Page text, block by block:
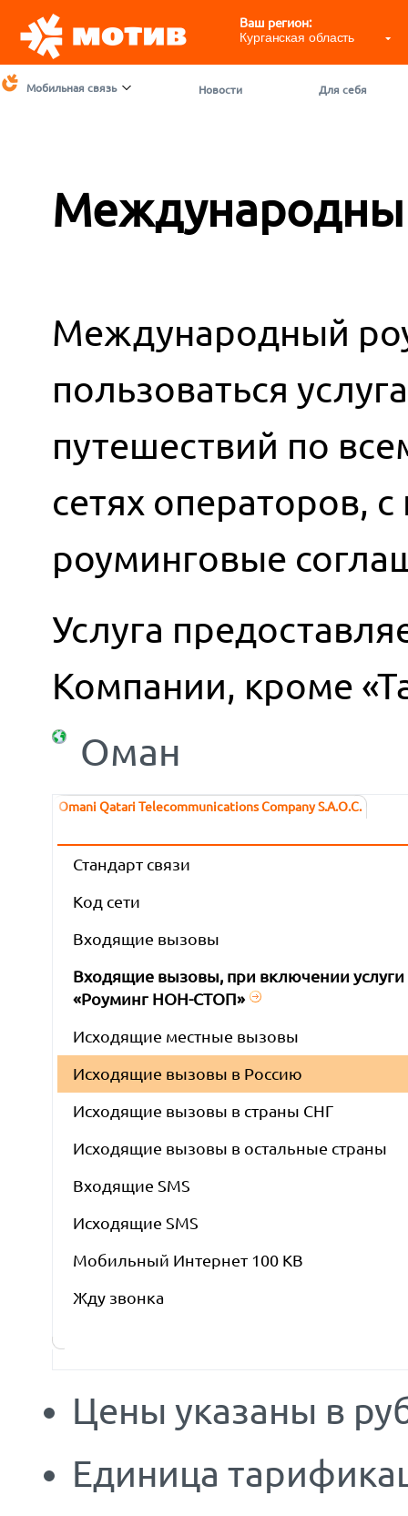
Ваш регион:
Курганская область
Мобильная связь Новости Для себя
Международный
пользоваться
путешествий по
сетях операторов,
роуминговые
Услуга
Компании, кроме
Оман
Omani Qatari Telecommunications Company S.A.O.C.
Стандарт связи
Код сети
Входящие вызовы
Входящие вызовы, при включении услуги
«Роуминг НОН-СТОП»
Исходящие местные вызовы
Исходящие вызовы в Россию
Исходящие вызовы в страны СНГ
Исходящие вызовы в остальные страны
Входящие SMS
Исходящие SMS
Мобильный Интернет 100 KB
Жду звонка
Цены указаны в
Единица